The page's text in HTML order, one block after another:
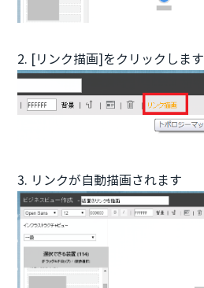
2. [リンク描画]をクリックします
3. リンクが自動描画されます